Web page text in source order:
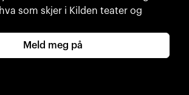
som skjer i Kilden teater og
Meld meg på